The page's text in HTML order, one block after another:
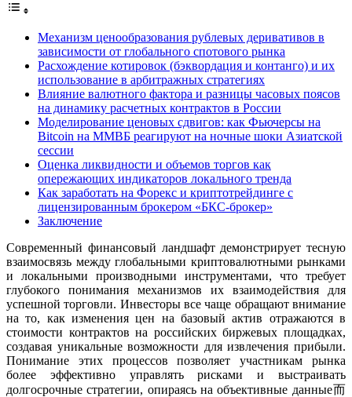
Механизм ценообразования рублевых деривативов в
зависимости от глобального спотового рынка
Расхождение котировок (бэквордация и контанго) и их
использование в арбитражных стратегиях
Влияние валютного фактора и разницы часовых поясов
на динамику расчетных контрактов в России
Моделирование ценовых сдвигов: как Фьючерсы на
Bitcoin на ММВБ реагируют на ночные шоки Азиатской
сессии
Оценка ликвидности и объемов торгов как
опережающих индикаторов локального тренда
Как заработать на Форекс и криптотрейдинге с
лицензированным брокером «БКС-брокер»
Заключение
Современный финансовый ландшафт демонстрирует тесную
взаимосвязь между глобальными криптовалютными рынками
и локальными производными инструментами, что требует
глубокого понимания механизмов их взаимодействия для
успешной торговли. Инвесторы все чаще обращают внимание
на то, как изменения цен на базовый актив отражаются в
стоимости контрактов на российских биржевых площадках,
создавая уникальные возможности для извлечения прибыли.
Понимание этих процессов позволяет участникам рынка
более эффективно управлять рисками и выстраивать
долгосрочные стратегии, опираясь на объективные данные而